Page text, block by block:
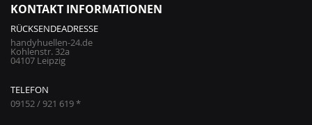
KONTAKT INFORMATIONEN
RÜCKSENDEADRESSE
handyhuellen-24.de
Kohlenstr. 32a
04107 Leipzig
TELEFON
09152 / 921 619 *